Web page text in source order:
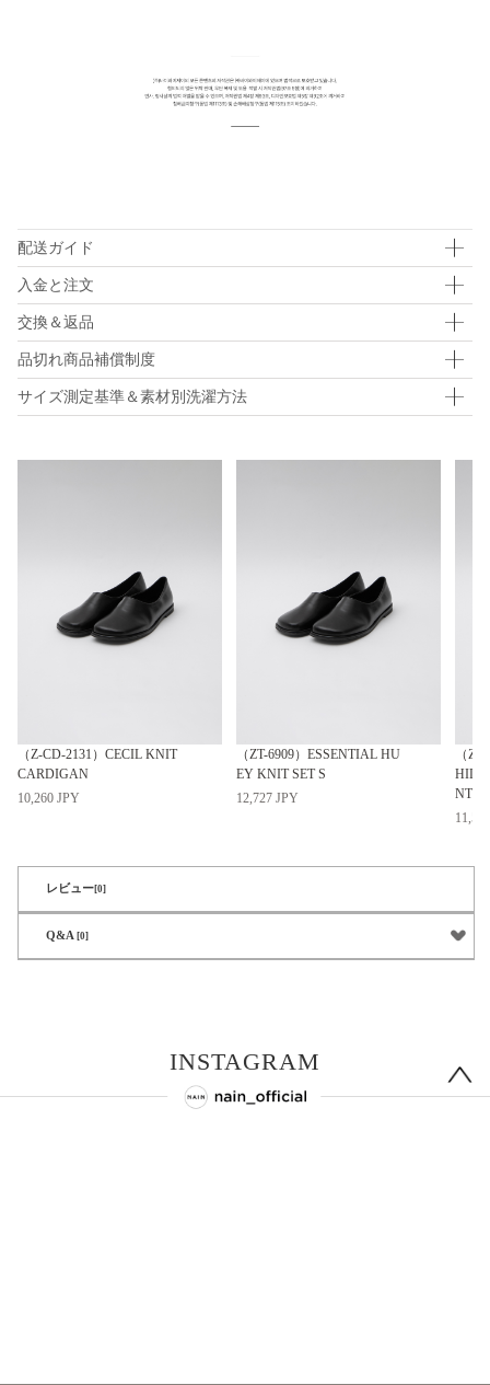
配送ガイド
入金と注文
交換＆返品
品切れ商品補償制度
サイズ測定基準＆素材別洗濯方法
（Z-CD-2131）CECIL KNIT
CARDIGAN
10,260 JPY
（ZT-6909）ESSENTIAL HU
EY KNIT SET S
12,727 JPY
（Z-
HILO
NTS
レビュー[0]
Q&A [0]
INSTAGRAM